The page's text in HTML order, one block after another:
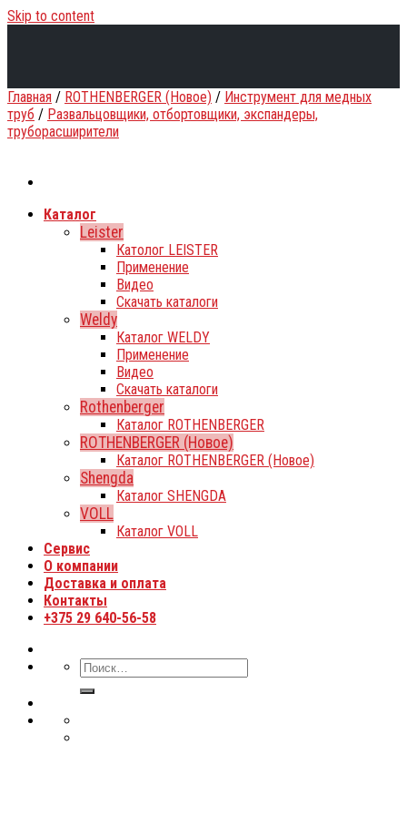
Skip to content
Каталог
Leister
Католог LEISTER
Применение
Видео
Скачать каталоги
Weldy
Каталог WELDY
Применение
Видео
Скачать каталоги
Rothenberger
Каталог ROTHENBERGER
ROTHENBERGER (Новое)
Каталог ROTHENBERGER (Новое)
Shengda
Каталог SHENGDA
VOLL
Каталог VOLL
Сервис
О компании
Доставка и оплата
Контакты
+375 29 640-56-58
Главная / ROTHENBERGER (Новое) / Инструмент для медных
труб / Развальцовщики, отбортовщики, экспандеры,
труборасширители